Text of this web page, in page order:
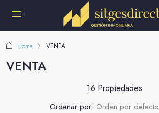
Home VENTA
VENTA
16 Propiedades
Ordenar por: Orden por defecto